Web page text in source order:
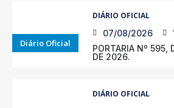
Diário Oficial
DIÁRIO OFICIAL
07/08/2026
PORTARIA Nº 595,
DE 2026.
DIÁRIO OFICIAL